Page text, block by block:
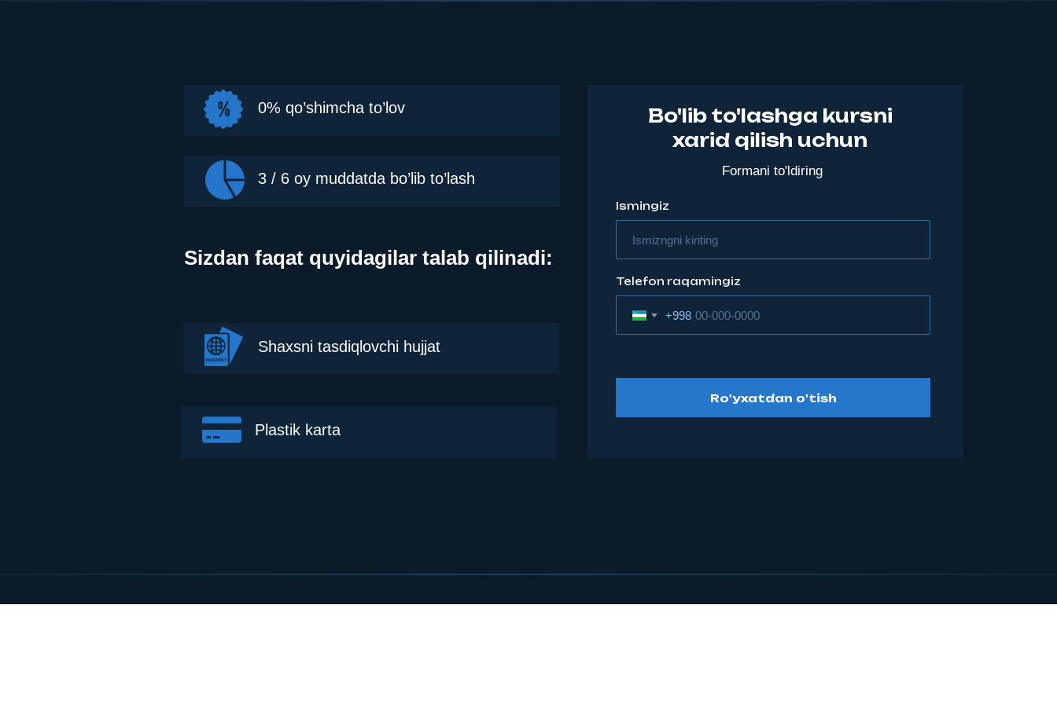
Bo'lib to'lashga kursni
xarid qilish uchun
Ismingiz
Telefon raqamingiz
+998
Ro'yxatdan o'tish
Formani to'ldiring
Sizdan faqat quyidagilar talab qilinadi:
3 / 6 oy muddatda bo’lib to’lash
Shaxsni tasdiqlovchi hujjat
Plastik karta
0% qo’shimcha to’lov